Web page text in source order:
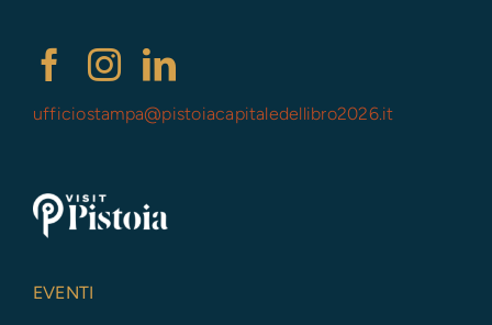
ufficiostampa@pistoiacapitaledellibro2026.it
EVENTI